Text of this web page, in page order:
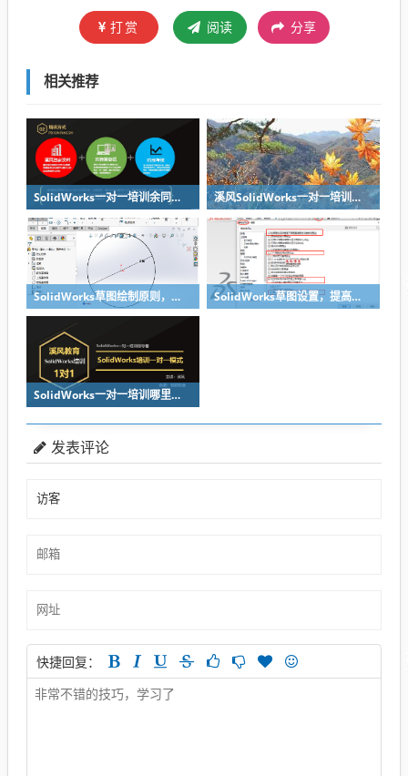
打赏 阅读 分享
相关推荐
SolidWorks一对一培训余同学三维建模答疑回顾-溪风教育 溪风SolidWorks一对一培训：余学员草图模块答疑（一）
SolidWorks草图绘制原则，养成良好的绘图习惯 SolidWorks草图设置，提高建模效率-溪风SolidWorks一对一培训资料
SolidWorks一对一培训哪里好？看溪风教育领导品牌
发表评论
快捷回复：